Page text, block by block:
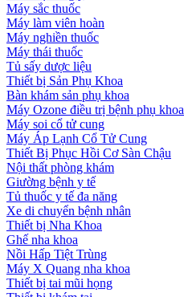
Máy sắc thuốc
Máy làm viên hoàn
Máy nghiền thuốc
Máy thái thuốc
Tủ sấy dược liệu
Thiết bị Sản Phụ Khoa
Bàn khám sản phụ khoa
Máy Ozone điều trị bệnh phụ khoa
Máy soi cổ tử cung
Máy Áp Lạnh Cổ Tử Cung
Thiết Bị Phục Hồi Cơ Sàn Chậu
Nội thất phòng khám
Giường bệnh y tế
Tủ thuốc y tế đa năng
Xe di chuyển bệnh nhân
Thiết bị Nha Khoa
Ghế nha khoa
Nồi Hấp Tiệt Trùng
Máy X Quang nha khoa
Thiết bị tai mũi họng